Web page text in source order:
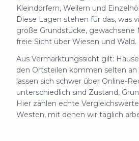
Kleindörfern, Weilern und
Diese Lagen stehen für das, was
große Grundstücke, gewachsene
freie Sicht über Wiesen und Wald.
Aus Vermarktungssicht gilt:
den Ortsteilen kommen selten
lassen sich schwer über Online-
unterschiedlich sind Zustand,
Hier zählen echte
Westen, mit denen wir täglich